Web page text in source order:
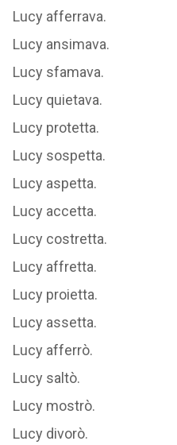
Lucy rincorreva.
Lucy afferrava.
Lucy ansimava.
Lucy sfamava.
Lucy quietava.
Lucy protetta.
Lucy sospetta.
Lucy aspetta.
Lucy accetta.
Lucy costretta.
Lucy affretta.
Lucy proietta.
Lucy assetta.
Lucy afferrò.
Lucy saltò.
Lucy mostrò.